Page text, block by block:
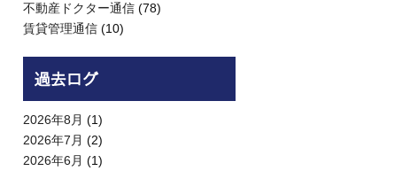
不動産ドクター通信 (78)
賃貸管理通信 (10)
2026年8月 (1)
2026年7月 (2)
2026年6月 (1)